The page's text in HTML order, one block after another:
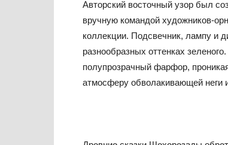
Авторский восточный узор был
вручную командой художников-
коллекции. Подсвечник, лампу и
разнообразных оттенках
полупрозрачный фарфор,
атмосферу обволакивающей неги